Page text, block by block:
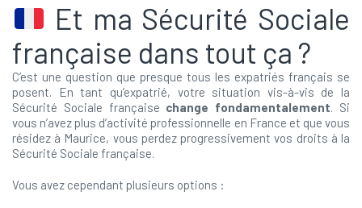
Et ma Sécurité Sociale
française dans tout ça ?
C’est une question que presque tous les expatriés français se
posent. En tant qu’expatrié, votre situation vis-à-vis de la
Sécurité Sociale française change fondamentalement. Si
vous n’avez plus d’activité professionnelle en France et que vous
résidez à Maurice, vous perdez progressivement vos droits à la
Sécurité Sociale française.
Vous avez cependant plusieurs options :